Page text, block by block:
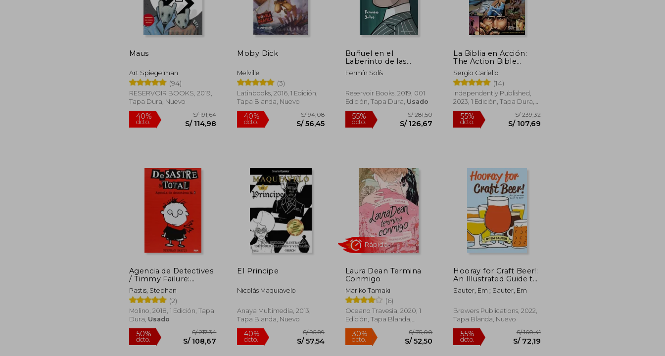
S/ 76,53 dcto. S/ 97,96 dcto. S/ 147,90 dcto.
Maus
Art Spiegelman
(94)
RESERVOIR BOOKS, 2019,
Tapa Dura, Nuevo
40%
dcto. S/ 114,98
Moby Dick
Melville
(3)
Latinbooks, 2016, 1 Edición,
Tapa Blanda, Nuevo
40%
dcto. S/ 56,45
Buñuel en el
Laberinto de las
Tortugas (Enero 2019)
Fermín Solís
Reservoir Books, 2019, 001
Edición, Tapa Dura, Usado
S/ 126,67
La Biblia en Acción:
The Action Bible
Spanish Edition
(Action Bible Series)
Sergio Cariello
(14)
Independently Published,
2023, 1 Edición, Tapa Dura,
Nuevo
55%
dcto.
Agencia de Detectives
/ Timmy Failure:
Mistakes Were Made
Pastis, Stephan
(2)
Molino, 2018, 1 Edición, Tapa
Dura, Usado
El Principe
Nicolás Maquiavelo
Anaya Multimedia, 2013,
Tapa Blanda, Nuevo
Laura Dean Termina
Conmigo
Mariko Tamaki
(6)
Oceano Travesia, 2020, 1
Edición, Tapa Blanda,
Nuevo
Hooray for Craft Beer!:
An Illustrated Guide to
Beer (en Inglés)
Sauter, Em ; Sauter, Em
Brewers Publications, 2022,
Tapa Blanda, Nuevo